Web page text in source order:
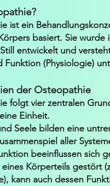
ist ein
basiert. Sie
entwickelt und
Funktion (Physiologie)
der Osteopathie
folgt vier zentralen
Einheit.
Seele bilden eine
aller
beeinflussen sich
Körperteils gestört
kann auch dessen